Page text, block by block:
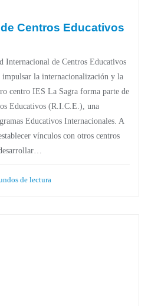
Centros Educativos
Internacional de Centros Educativos
la internacionalización y la
centro IES La Sagra forma parte de
Educativos (R.I.C.E.), una
Educativos Internacionales. A
vínculos con otros centros
de lectura